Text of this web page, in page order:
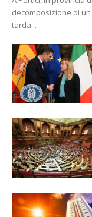
decomposizione di
tarda...